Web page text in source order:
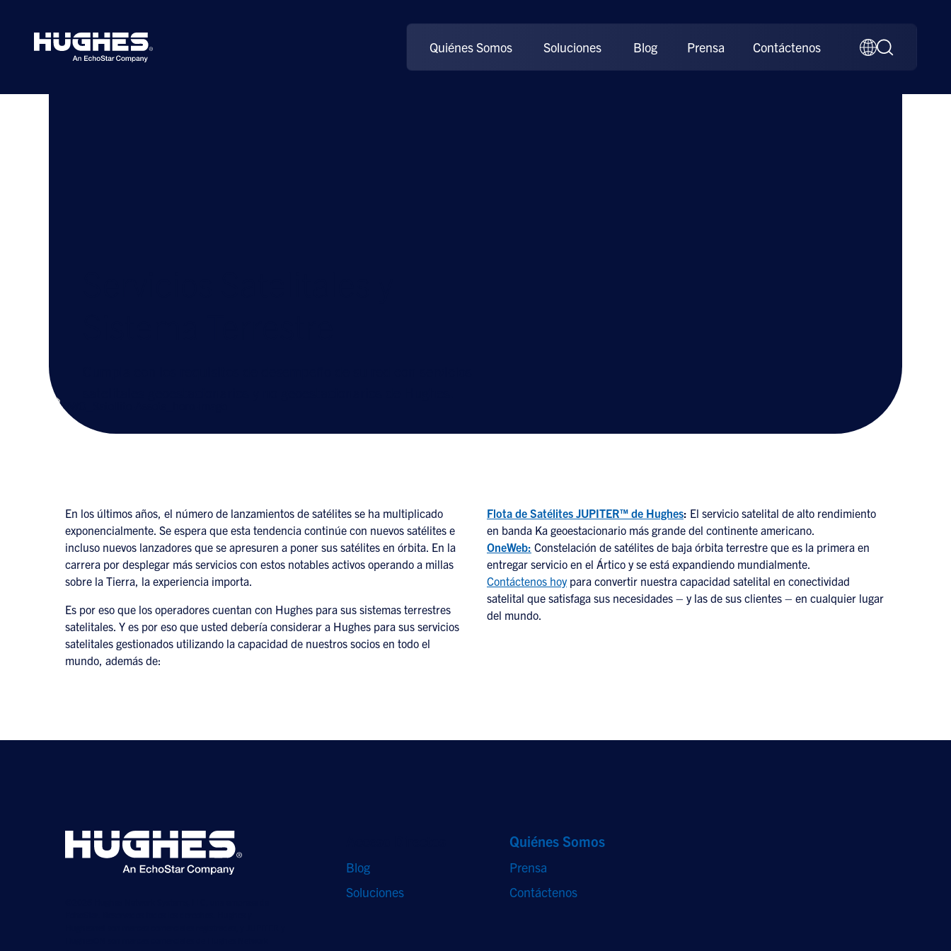
Quiénes Somos Soluciones Blog Prensa Contáctenos
En los últimos años, el número de lanzamientos de satélites se ha multiplicado
exponencialmente. Se espera que esta tendencia continúe con nuevos satélites e
incluso nuevos lanzadores que se apresuren a poner sus satélites en órbita. En la
carrera por desplegar más servicios con estos notables activos operando a millas
sobre la Tierra, la experiencia importa.
Es por eso que los operadores cuentan con Hughes para sus sistemas terrestres
satelitales. Y es por eso que usted debería considerar a Hughes para sus servicios
satelitales gestionados utilizando la capacidad de nuestros socios en todo el
mundo, además de:
Flota de Satélites JUPITER™ de Hughes: El servicio satelital de alto rendimiento
en banda Ka geoestacionario más grande del continente americano.
OneWeb: Constelación de satélites de baja órbita terrestre que es la primera en
entregar servicio en el Ártico y se está expandiendo mundialmente.
Contáctenos hoypara convertir nuestra capacidad satelital en conectividad
satelital que satisfaga sus necesidades – y las de sus clientes – en cualquier lugar
del mundo.
Blog
Soluciones
Quiénes Somos
Prensa
Contáctenos